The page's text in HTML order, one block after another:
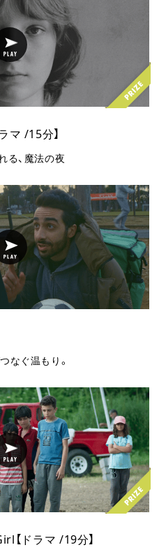
マ /15分】
る、魔法の夜
なぐ温もり。
ドラマ /19分】